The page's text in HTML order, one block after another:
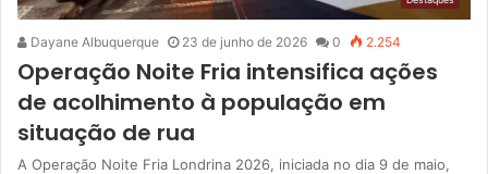
Dayane Albuquerque 23 de junho de 2026 0 2.254
Operação Noite Fria intensifica ações
de acolhimento à população em
situação de rua
A Operação Noite Fria Londrina 2026, iniciada no dia 9 de maio,